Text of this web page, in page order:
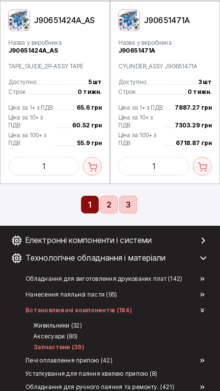
Електронні компоненти і системи
Технологічне обладнання і матеріали
Обладнання для виготовлення друкованих плат (142)
Нанесення паяльної пасти (95)
Встановлювачі компонентів (184)
Живильники (32)
Аксесуари (80)
Запчастини (39)
Печі оплавлення припою (42)
Устаткування для паяння хвилею припою (8)
Обладнання для ручного паяння та ремонту. (421)
J90651424A_AS
Назва у виробника
J90651424A_AS
TAPE_GUIDE_2P-ASSY TAPE
Доступно
5 шт
Строк
0 тижн.
Ціна за 1+ з ПДВ
65.6 грн
Ціна за 10+ з
ПДВ
60.52 грн
Ціна за 100+ з
ПДВ
55.9 грн
J90651471A
Назва у виробника
J90651471A
CYLINDER_ASSY J90651471A
Доступно
3 шт
Строк
0 тижн.
Ціна за 1+ з ПДВ
7887.27 грн
Ціна за 10+ з
ПДВ
7303.29 грн
Ціна за 100+ з
ПДВ
6718.87 грн
1 2 3